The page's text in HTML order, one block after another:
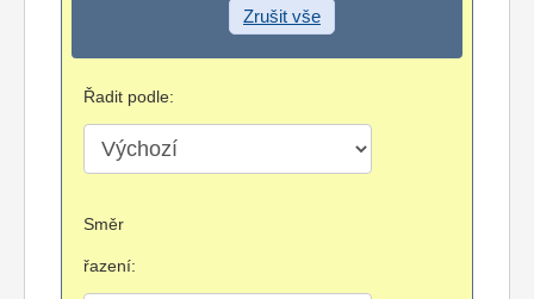
Zrušit vše
Řadit podle:
Směr
řazení: